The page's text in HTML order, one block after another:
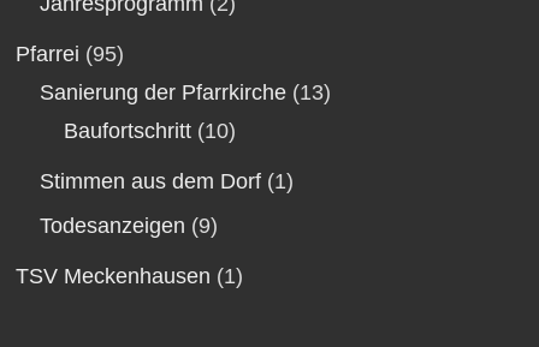
Pfarrei (95)
Sanierung der Pfarrkirche (13)
Baufortschritt (10)
Stimmen aus dem Dorf (1)
Todesanzeigen (9)
TSV Meckenhausen (1)